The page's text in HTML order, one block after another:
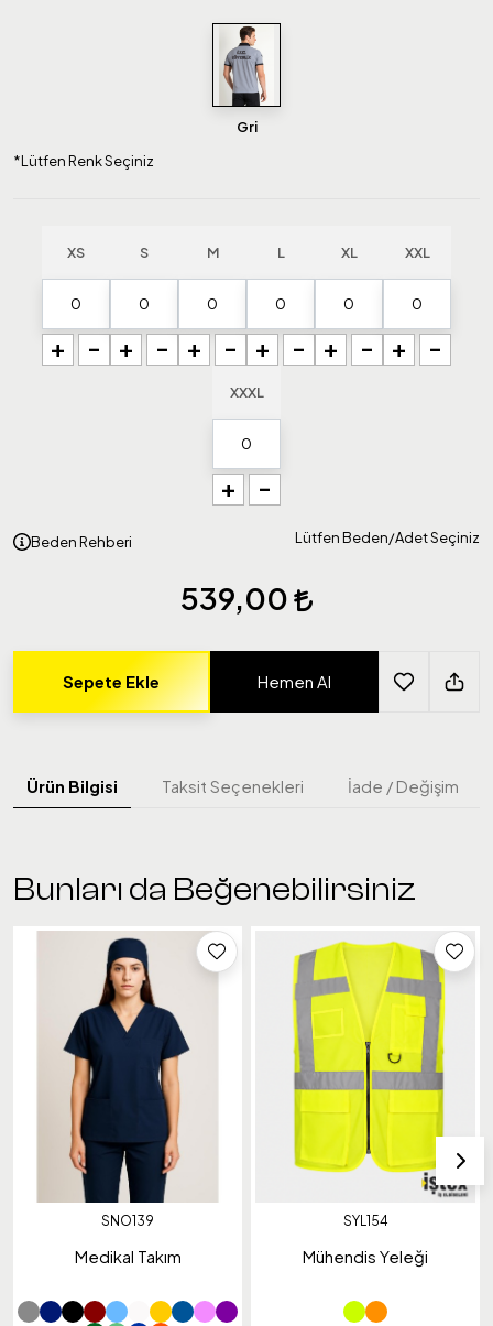
Gri
*Lütfen Renk Seçiniz
XS
+ -
S
+ -
M
+ -
L
+ -
XL
+ -
XXL
+ -
XXXL
+ -
Beden Rehberi Lütfen Beden/Adet Seçiniz
539,00
Sepete Ekle Hemen Al
Ürün Bilgisi Taksit Seçenekleri İade / Değişim
Bunları da Beğenebilirsiniz
SNO139
Medikal Takım
SYL154
Mühendis Yeleği